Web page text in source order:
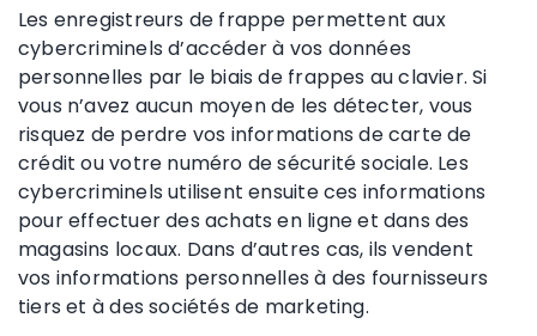
Les enregistreurs de frappe permettent aux
cybercriminels d’accéder à vos données
personnelles par le biais de frappes au clavier. Si
vous n’avez aucun moyen de les détecter, vous
risquez de perdre vos informations de carte de
crédit ou votre numéro de sécurité sociale. Les
cybercriminels utilisent ensuite ces informations
pour effectuer des achats en ligne et dans des
magasins locaux. Dans d’autres cas, ils vendent
vos informations personnelles à des fournisseurs
tiers et à des sociétés de marketing.